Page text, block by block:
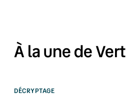
À la une de Vert
DÉCRYPTAGE